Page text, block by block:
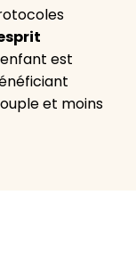
est
et moins